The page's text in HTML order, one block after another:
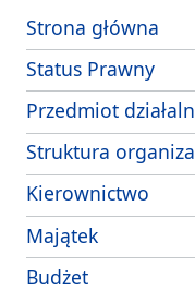
Strona główna
Status Prawny
Przedmiot
Struktura
Kierownictwo
Majątek
Budżet- link do